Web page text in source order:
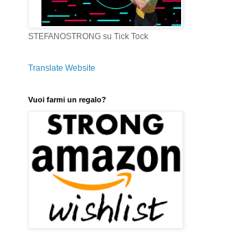
STEFANOSTRONG su Tick Tock
Translate Website
Vuoi farmi un regalo?